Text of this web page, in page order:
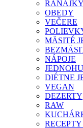
RAŇAJKY
OBEDY
VEČERE
MÄSITÉ
NÁPOJE
DIÉTNE
VEGAN
DEZERTY
RAW